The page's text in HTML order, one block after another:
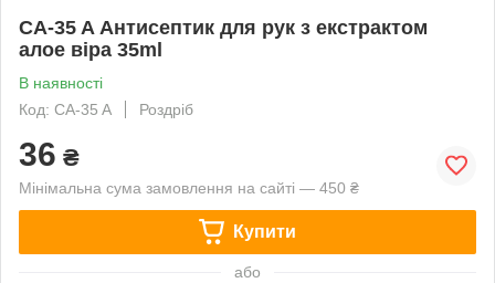
CA-35 A Антисептик для рук з екстрактом
алое віра 35ml
В наявності
Код: CA-35 A
Роздріб
36 ₴
Мінімальна сума замовлення на сайті — 450 ₴
Купити
або